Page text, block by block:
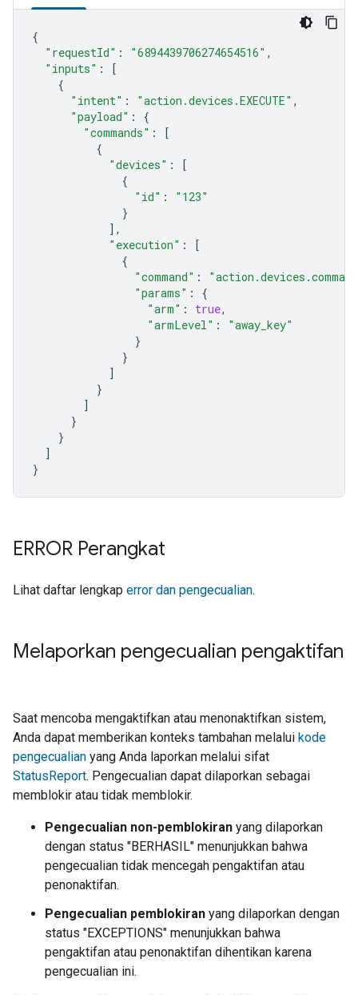
{
"requestId" : "6894439706274654516" ,
"inputs" :
[
{
"intent" : "action.devices.EXECUTE" ,
"payload" :
{
"commands" :
[
{
"devices" :
[
{
"id" :
"123"
}
],
"execution" :
[
{
"command" :
"params" :
{
"arm" : true,
"armLevel" :
"away_key"
}
}
]
}
]
}
}
]
}
ERROR Perangkat
Lihat daftar lengkap error dan pengecualian.
Melaporkan pengecualian pengaktifan
Saat mencoba mengaktifkan atau menonaktifkan sistem,
Anda dapat memberikan konteks tambahan melalui kode
pengecualian yang Anda laporkan melalui sifat
StatusReport. Pengecualian dapat dilaporkan sebagai
memblokir atau tidak memblokir.
Pengecualian non-pemblokiran yang dilaporkan
dengan status "BERHASIL" menunjukkan bahwa
pengecualian tidak mencegah pengaktifan atau
penonaktifan.
Pengecualian pemblokiran yang dilaporkan dengan
status "EXCEPTIONS" menunjukkan bahwa
pengaktifan atau penonaktifan dihentikan karena
pengecualian ini.